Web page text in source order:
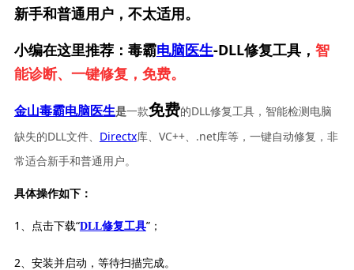
新手和普通用户，不太适用。
小编在这里推荐：毒霸电脑医生-DLL修复工具， 智
能诊断、一键修复，免费。
金山毒霸电脑医生是一款免费的DLL修复工具，智能检测电脑
缺失的DLL文件、 Directx库、VC++、.net库等，一键自动修复，非
常适合新手和普通用户。
具体操作如下：
1、点击下载“DLL修复工具”；
2、安装并启动，等待扫描完成。